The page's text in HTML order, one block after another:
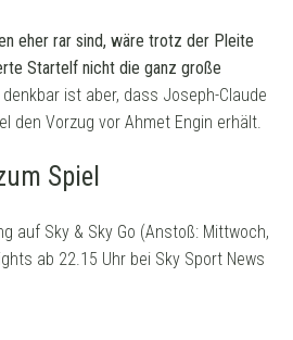
eher rar sind, wäre trotz der Pleite
Startelf nicht die ganz große
ist aber, dass Joseph-Claude
den Vorzug vor Ahmet Engin erhält.
Spiel
auf Sky & Sky Go (Anstoß: Mittwoch,
ab 22.15 Uhr bei Sky Sport News